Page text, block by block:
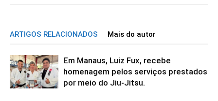
ARTIGOS RELACIONADOS Mais do autor
Em Manaus, Luiz Fux, recebe
homenagem pelos serviços prestados
por meio do Jiu-Jitsu.